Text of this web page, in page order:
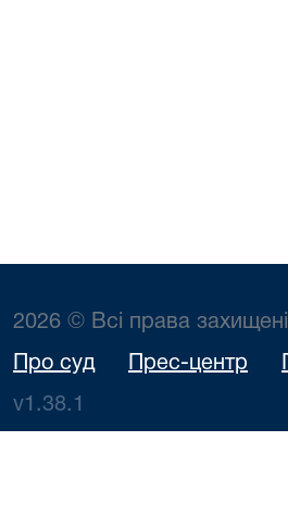
2026 © Всі права захищені
Про суд Прес-центр
v1.38.1